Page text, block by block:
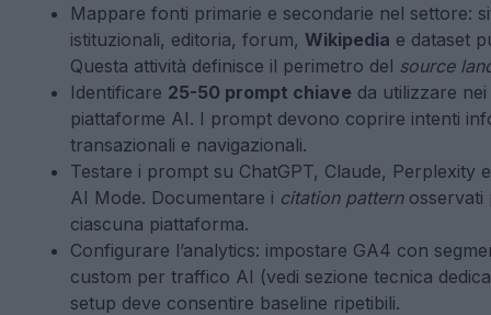
Mappare fonti primarie e secondarie nel settore:
istituzionali, editoria, forum, Wikipedia e dataset
Questa attività definisce il perimetro del source
Identificare 25-50 prompt chiave da utilizzare
piattaforme AI. I prompt devono coprire intenti
transazionali e navigazionali.
Testare i prompt su ChatGPT, Claude, Perplexity
AI Mode. Documentare i citation patternosservati
ciascuna piattaforma.
Configurare l’analytics: impostare GA4 con
custom per traffico AI (vedi sezione tecnica
setup deve consentire baseline ripetibili.